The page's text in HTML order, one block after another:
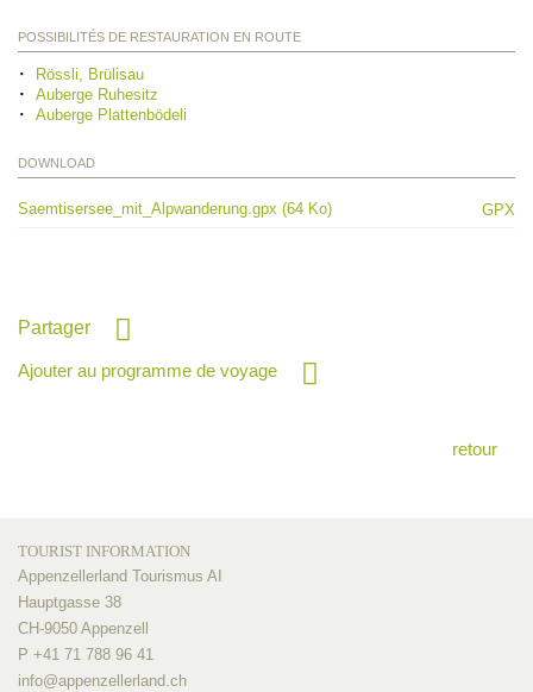
POSSIBILITÉS DE RESTAURATION EN ROUTE
Rössli, Brülisau
Auberge Ruhesitz
Auberge Plattenbödeli
DOWNLOAD
Saemtisersee_mit_Alpwanderung.gpx (64 Ko) GPX
Partager
Ajouter au programme de voyage
retour
TOURIST INFORMATION
Appenzellerland Tourismus AI
Hauptgasse 38
CH-9050 Appenzell
P +41 71 788 96 41
info@appenzellerland.ch